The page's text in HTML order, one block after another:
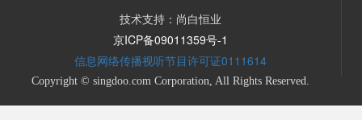
技术支持：尚白恒业
京ICP备09011359号-1
信息网络传播视听节目许可证0111614
Copyright © singdoo.com Corporation, All Rights Reserved.